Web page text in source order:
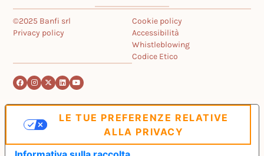
©2025 Banfi srl
Privacy policy
Cookie policy
Accessibilità
Whistleblowing
Codice Etico
LE TUE PREFERENZE RELATIVE
ALLA PRIVACY